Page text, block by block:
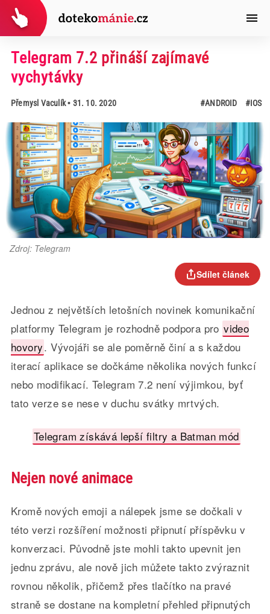
Telegram 7.2 přináší zajímavé
vychytávky
Přemysl Vaculík• 31. 10. 2020 #ANDROID #IOS
Zdroj: Telegram
Sdílet článek
Jednou z největších letošních novinek komunikační
platformy Telegram je rozhodně podpora pro video
hovory. Vývojáři se ale poměrně činí a s každou
iterací aplikace se dočkáme několika nových funkcí
nebo modifikací. Telegram 7.2 není výjimkou, byť
tato verze se nese v duchu svátky mrtvých.
Telegram získává lepší filtry a Batman mód
Nejen nové animace
Kromě nových emoji a nálepek jsme se dočkali v
této verzi rozšíření možnosti připnutí příspěvku v
konverzaci. Původně jste mohli takto upevnit jen
jednu zprávu, ale nově jich můžete takto zvýraznit
rovnou několik, přičemž přes tlačítko na pravé
straně se dostane na kompletní přehled připnutých